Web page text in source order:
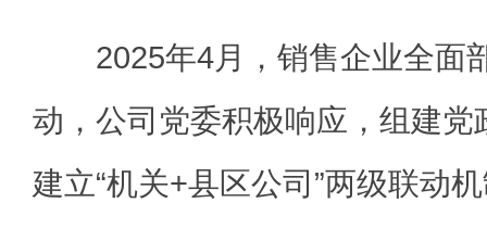
2025年4月，销售企业全面部
动，公司党委积极响应，组建党
建立“机关+县区公司”两级联动